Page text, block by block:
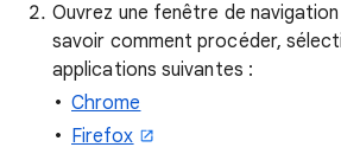
Ouvrez une fenêtre de
savoir comment procéder,
applications suivantes :
Chrome
Firefox